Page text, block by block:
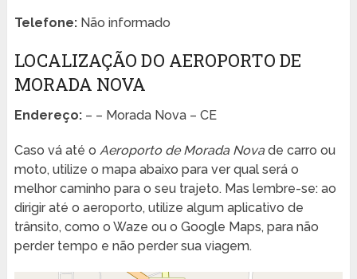
Telefone:Não informado
LOCALIZAÇÃO DO AEROPORTO DE
MORADA NOVA
Endereço:– – Morada Nova – CE
Caso vá até o Aeroporto de Morada Novade carro ou
moto, utilize o mapa abaixo para ver qual será o
melhor caminho para o seu trajeto. Mas lembre-se: ao
dirigir até o aeroporto, utilize algum aplicativo de
trânsito, como o Waze ou o Google Maps, para não
perder tempo e não perder sua viagem.